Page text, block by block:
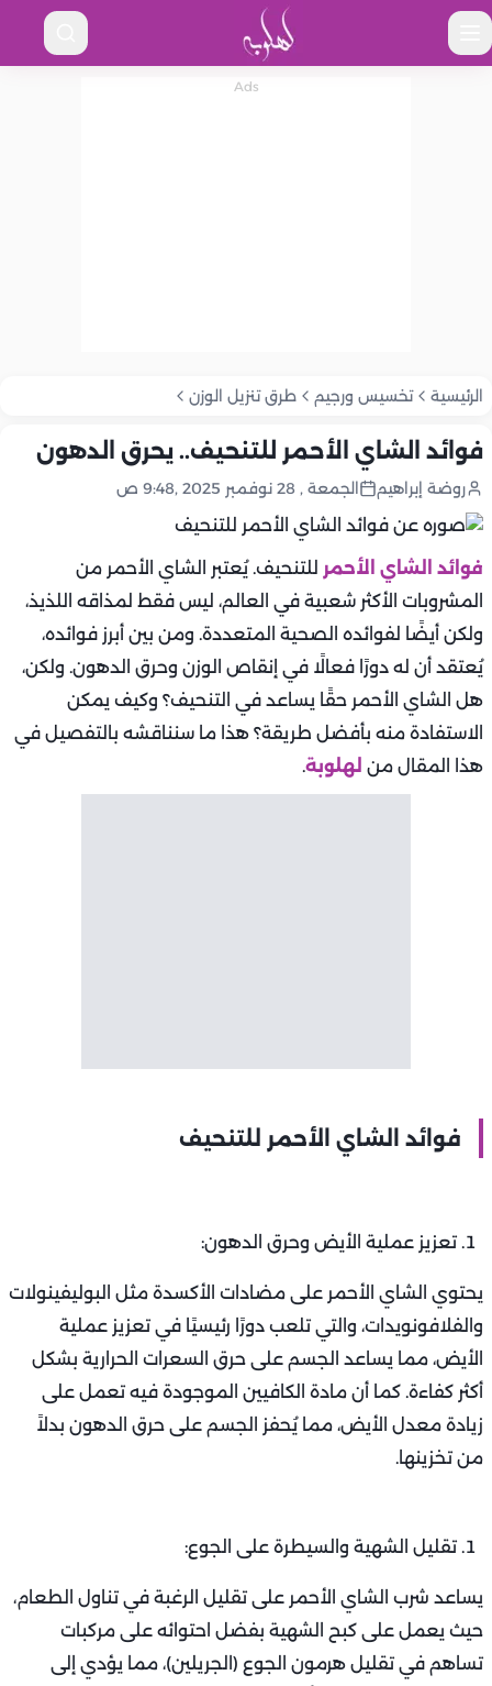
الرئيسية تخسيس ورجيم طرق تنزيل الوزن
فوائد الشاي الأحمر للتنحيف.. يحرق الدهون
روضة إبراهيم الجمعة , 28 نوفمبر 2025 ,9:48 ص
فوائد الشاي الأحمر للتنحيف. يُعتبر الشاي الأحمر من
المشروبات الأكثر شعبية في العالم، ليس فقط لمذاقه اللذيذ،
ولكن أيضًا لفوائده الصحية المتعددة. ومن بين أبرز فوائده،
يُعتقد أن له دورًا فعالًا في إنقاص الوزن وحرق الدهون. ولكن،
هل الشاي الأحمر حقًا يساعد في التنحيف؟ وكيف يمكن
الاستفادة منه بأفضل طريقة؟ هذا ما سنناقشه بالتفصيل في
هذا المقال من لهلوبة.
فوائد الشاي الأحمر للتنحيف
تعزيز عملية الأيض وحرق الدهون:
يحتوي الشاي الأحمر على مضادات الأكسدة مثل البوليفينولات
والفلافونويدات، والتي تلعب دورًا رئيسيًا في تعزيز عملية
الأيض، مما يساعد الجسم على حرق السعرات الحرارية بشكل
أكثر كفاءة. كما أن مادة الكافيين الموجودة فيه تعمل على
زيادة معدل الأيض، مما يُحفز الجسم على حرق الدهون بدلاً
من تخزينها.
تقليل الشهية والسيطرة على الجوع:
يساعد شرب الشاي الأحمر على تقليل الرغبة في تناول الطعام،
حيث يعمل على كبح الشهية بفضل احتوائه على مركبات
تساهم في تقليل هرمون الجوع (الجريلين)، مما يؤدي إلى